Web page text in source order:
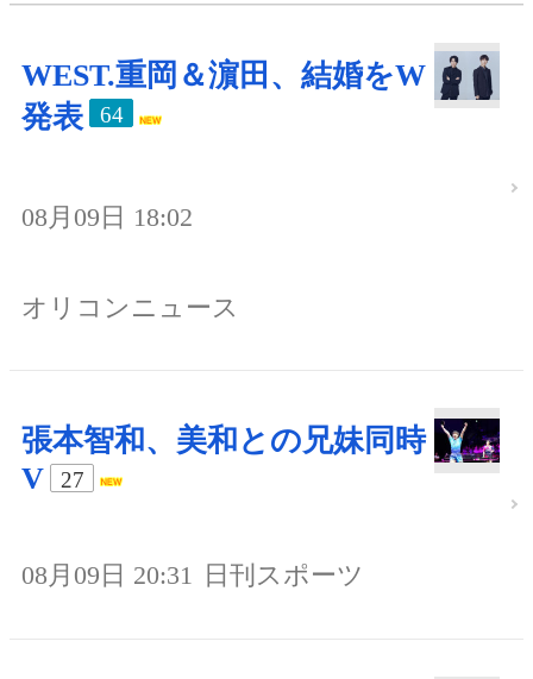
WEST.重岡＆濵田、結婚をW
発表
64
08月09日 18:02
オリコンニュース
張本智和、美和との兄妹同時
V
27
08月09日 20:31 日刊スポーツ